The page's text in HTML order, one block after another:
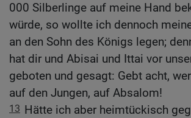
000 Silberlinge auf meine Hand
würde, so wollte ich dennoch
an den Sohn des Königs legen;
hat dir und Abisai und Ittai vor
geboten und gesagt: Gebt acht,
auf den Jungen, auf Absalom!
13 Hätte ich aber heimtückisch